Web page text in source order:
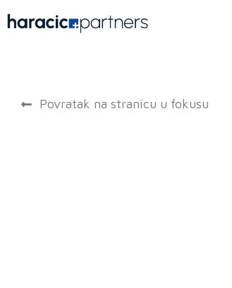
Povratak na stranicu u fokusu